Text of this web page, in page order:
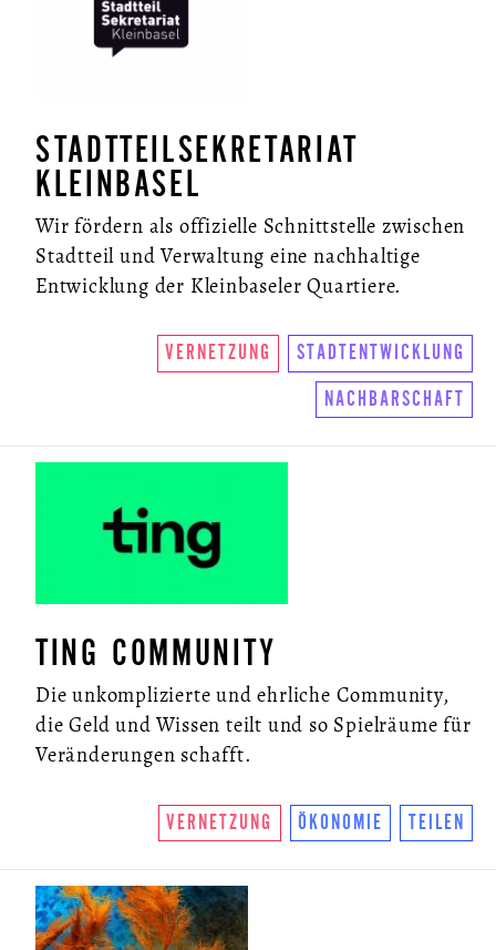
STADTTEILSEKRETARIAT
KLEINBASEL
Wir fördern als offizielle Schnittstelle zwischen
Stadtteil und Verwaltung eine nachhaltige
Entwicklung der Kleinbaseler Quartiere.
VERNETZUNG STADTENTWICKLUNG
NACHBARSCHAFT
TING COMMUNITY
Die unkomplizierte und ehrliche Community,
die Geld und Wissen teilt und so Spielräume für
Veränderungen schafft.
VERNETZUNG ÖKONOMIE TEILEN